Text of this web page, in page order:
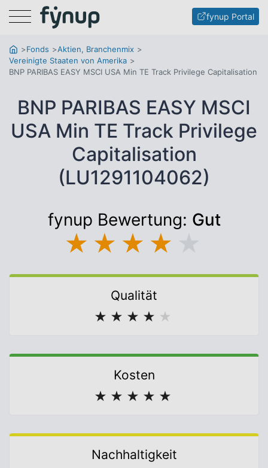
Menu fynup Portal
Fonds
Aktien, Branchenmix
Vereinigte Staaten von Amerika
BNP PARIBAS EASY MSCI USA Min TE Track Privilege Capitalisation
BNP PARIBAS EASY MSCI
USA Min TE Track Privilege
Capitalisation
(LU1291104062)
fynup Bewertung: Gut
★ ★ ★ ★
Qualität
★ ★ ★ ★ ★
Kosten
★ ★ ★ ★ ★
Nachhaltigkeit